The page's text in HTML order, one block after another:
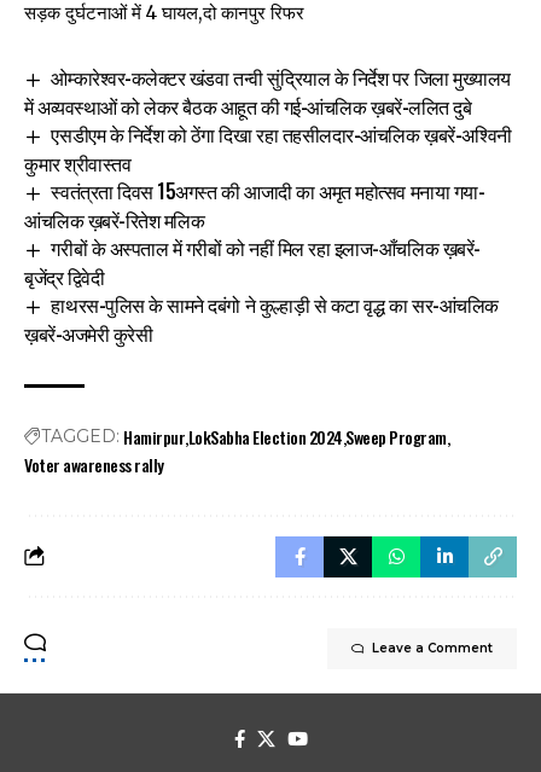
सड़क दुर्घटनाओं में 4 घायल,दो कानपुर रिफर
ओम्कारेश्वर-कलेक्टर खंडवा तन्वी सुंद्रियाल के निर्देश पर जिला मुख्यालय
में अव्यवस्थाओं को लेकर बैठक आहूत की गई-आंचलिक ख़बरें-ललित दुबे
एसडीएम के निर्देश को ठेंगा दिखा रहा तहसीलदार-आंचलिक ख़बरें-अश्विनी
कुमार श्रीवास्तव
स्वतंत्रता दिवस 15अगस्त की आजादी का अमृत महोत्सव मनाया गया-
आंचलिक ख़बरें-रितेश मलिक
गरीबों के अस्पताल में गरीबों को नहीं मिल रहा इलाज-आँचलिक ख़बरें-
बृजेंद्र द्विवेदी
हाथरस-पुलिस के सामने दबंगो ने कुल्हाड़ी से कटा वृद्ध का सर-आंचलिक
ख़बरें-अजमेरी कुरेसी
TAGGED: HamirpurLokSabha Election 2024Sweep Program
Voter awareness rally
Leave a Comment